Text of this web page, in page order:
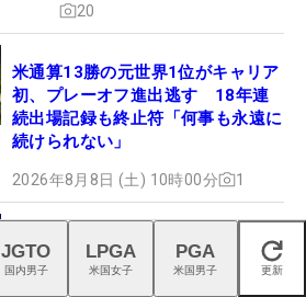
20
米通算13勝の元世界1位がキャリア
初、プレーオフ進出逃す 18年連
続出場記録も終止符「何事も永遠に
続けられない」
2026年8月8日 (土) 10時00分 1
全周アライメントを初搭載！ ブリ
ヂストン『TOUR B JGR Roll-in閉じる
JGTO
国内男子
LPGA
米国女子
PGA
米国男子 更新